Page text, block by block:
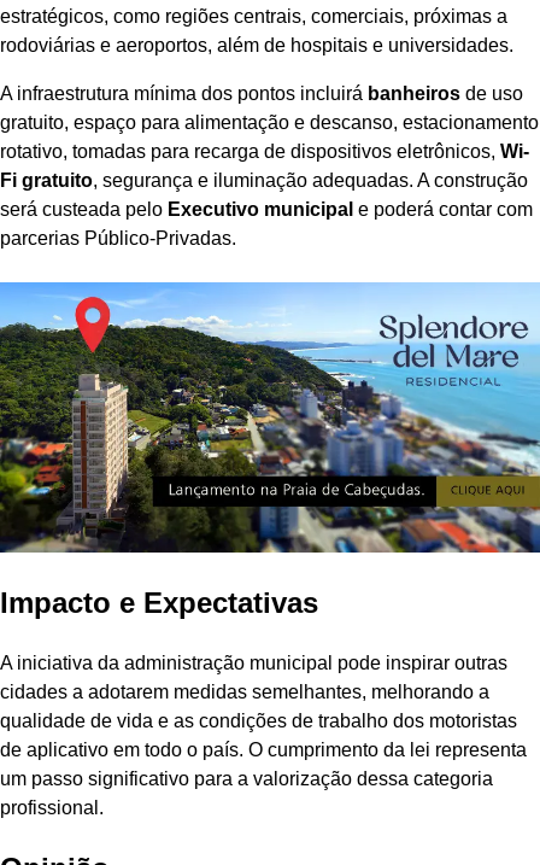
estratégicos, como regiões centrais, comerciais, próximas a
rodoviárias e aeroportos, além de hospitais e universidades.
A infraestrutura mínima dos pontos incluirá banheiros de uso
gratuito, espaço para alimentação e descanso, estacionamento
rotativo, tomadas para recarga de dispositivos eletrônicos, Wi-
Fi gratuito, segurança e iluminação adequadas. A construção
será custeada pelo Executivo municipal e poderá contar com
parcerias Público-Privadas.
Impacto e Expectativas
A iniciativa da administração municipal pode inspirar outras
cidades a adotarem medidas semelhantes, melhorando a
qualidade de vida e as condições de trabalho dos motoristas
de aplicativo em todo o país. O cumprimento da lei representa
um passo significativo para a valorização dessa categoria
profissional.